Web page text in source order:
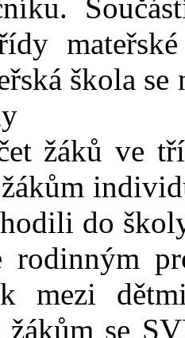
škola
žáků ve
do
rodinným
mezi
žákům se